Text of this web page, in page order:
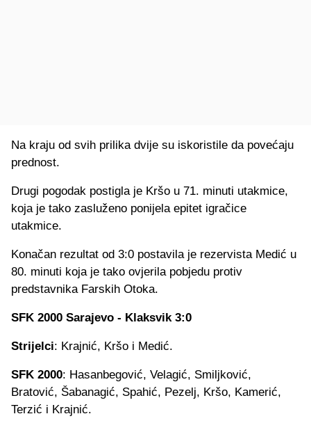
Na kraju od svih prilika dvije su iskoristile da povećaju
prednost.
Drugi pogodak postigla je Kršo u 71. minuti utakmice,
koja je tako zasluženo ponijela epitet igračice
utakmice.
Konačan rezultat od 3:0 postavila je rezervista Medić u
80. minuti koja je tako ovjerila pobjedu protiv
predstavnika Farskih Otoka.
SFK 2000 Sarajevo - Klaksvik 3:0
Strijelci: Krajnić, Kršo i Medić.
SFK 2000: Hasanbegović, Velagić, Smiljković,
Bratović, Šabanagić, Spahić, Pezelj, Kršo, Kamerić,
Terzić i Krajnić.